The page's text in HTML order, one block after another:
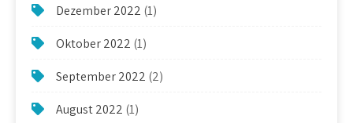
Dezember 2022 (1)
Oktober 2022 (1)
September 2022 (2)
August 2022 (1)